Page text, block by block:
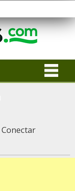
Conectar